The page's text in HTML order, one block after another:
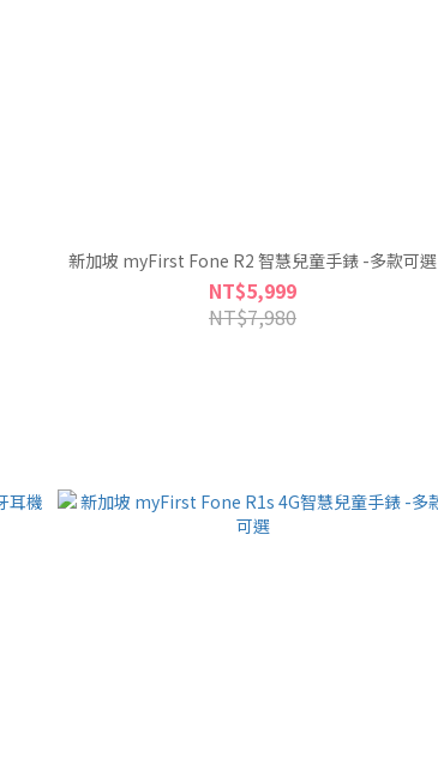
新加坡 myFirst Fone R2 智慧兒童手錶 -多款可選
NT$5,999
NT$7,980